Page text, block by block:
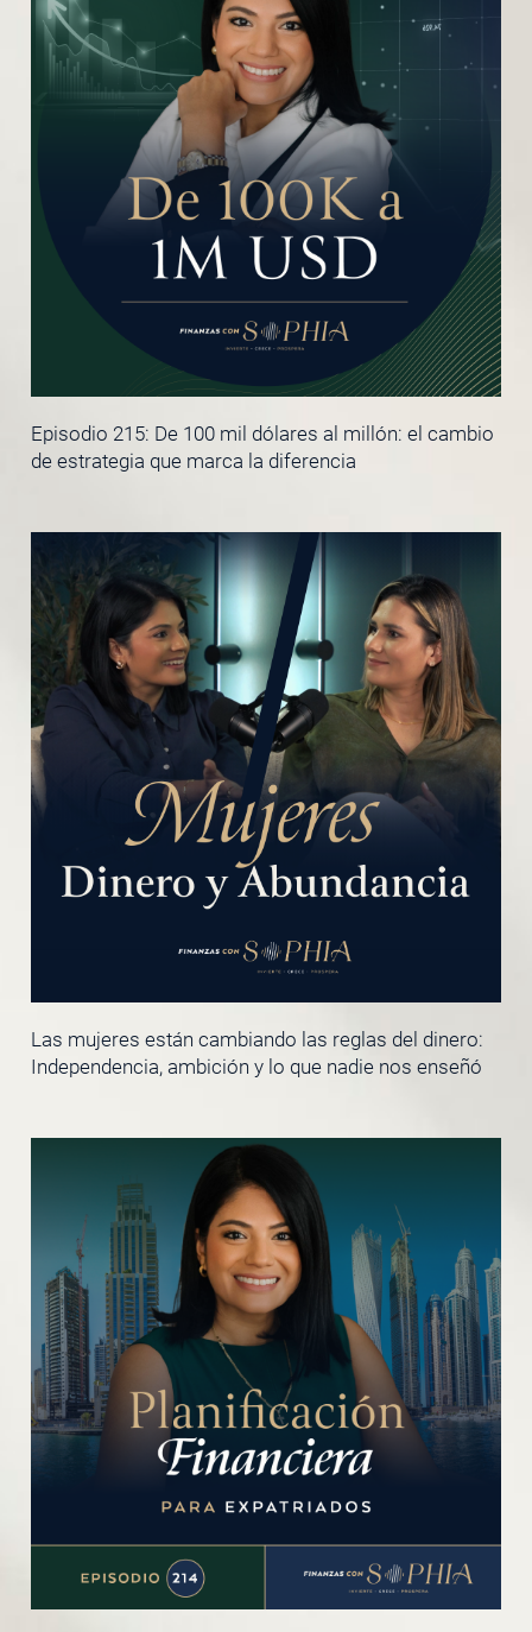
Episodio 215: De 100 mil dólares al millón: el cambio
de estrategia que marca la diferencia
Las mujeres están cambiando las reglas del dinero:
Independencia, ambición y lo que nadie nos enseñó